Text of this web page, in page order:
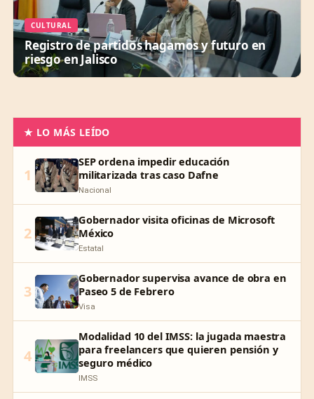
CULTURAL
Registro de partidos hagamos y futuro en
riesgo en Jalisco
★ LO MÁS LEÍDO
1
SEP ordena impedir educación
militarizada tras caso Dafne
Nacional
2
Gobernador visita oficinas de Microsoft
México
Estatal
3
Gobernador supervisa avance de obra en
Paseo 5 de Febrero
Visa
4
Modalidad 10 del IMSS: la jugada maestra
para freelancers que quieren pensión y
seguro médico
IMSS